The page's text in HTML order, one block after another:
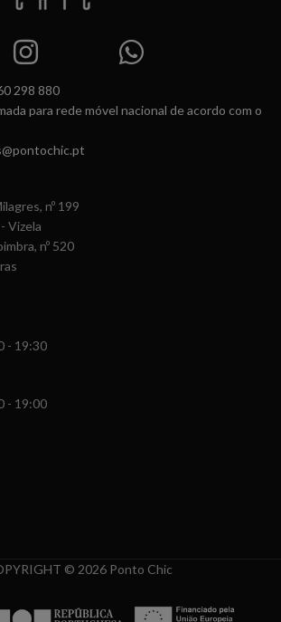
298 880
para rede móvel nacional de acordo com o
nº 199
Vizela
nº 520
- 19:30
- 19:00
© 2026 Ponto Chic